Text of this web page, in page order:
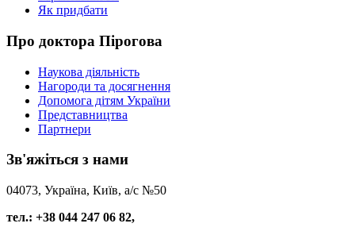
Як придбати
Про доктора Пірогова
Наукова діяльність
Нагороди та досягнення
Допомога дітям України
Представництва
Партнери
Зв'яжіться з нами
04073, Україна, Київ, а/с №50
тел.: +38 044 247 06 82,